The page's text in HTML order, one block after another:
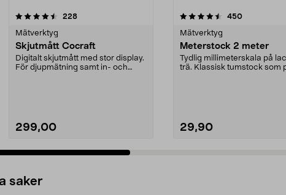
228recensioner
Mätverktyg
Skjutmått Cocraft
Digitalt skjutmått med stor display.
För djupmätning samt in- och
299,00
4.5 av 5 stjärnor 450recensioner
Mätverktyg
Meterstock 2 meter
Tydlig millimeterskala på
trä. Klassisk tumstock som
29,90
4.5 av 5 stjärnor
saker